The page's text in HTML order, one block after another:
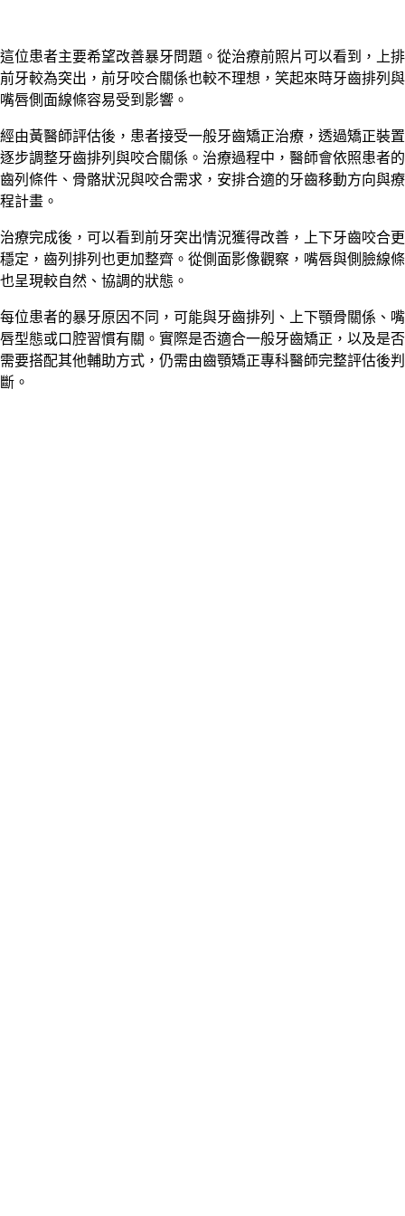
這位患者主要希望改善暴牙問題。從治療前照片可以看到，上排
前牙較為突出，前牙咬合關係也較不理想，笑起來時牙齒排列與
嘴唇側面線條容易受到影響。
經由黃醫師評估後，患者接受一般牙齒矯正治療，透過矯正裝置
逐步調整牙齒排列與咬合關係。治療過程中，醫師會依照患者的
齒列條件、骨骼狀況與咬合需求，安排合適的牙齒移動方向與療
程計畫。
治療完成後，可以看到前牙突出情況獲得改善，上下牙齒咬合更
穩定，齒列排列也更加整齊。從側面影像觀察，嘴唇與側臉線條
也呈現較自然、協調的狀態。
每位患者的暴牙原因不同，可能與牙齒排列、上下顎骨關係、嘴
唇型態或口腔習慣有關。實際是否適合一般牙齒矯正，以及是否
需要搭配其他輔助方式，仍需由齒顎矯正專科醫師完整評估後判
斷。